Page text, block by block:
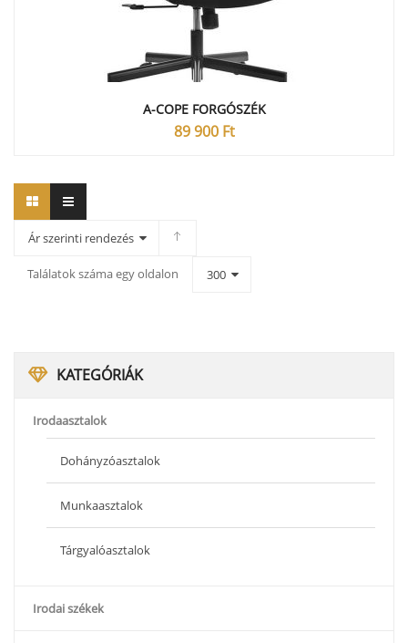
KATEGÓRIÁK
Irodaasztalok
Dohányzóasztalok
Munkaasztalok
Tárgyalóasztalok
Irodai székek
A-COPE FORGÓSZÉK
89 900 Ft
Ár szerinti rendezés
Találatok száma egy oldalon 300